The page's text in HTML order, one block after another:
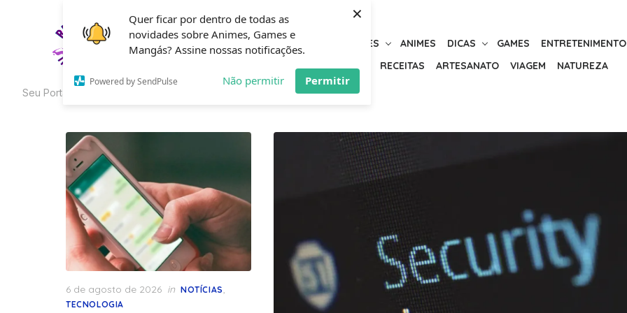
Quer ficar por dentro de todas as
novidades sobre Animes, Games e
Mangás? Assine nossas notificações.
Powered by SendPulse Não permitir Permitir
×
Seu Portal de Curiosidades
HOME CURIOSIDADES ANIMES DICAS GAMES ENTRETENIMENTO
BELEZA
RECEITAS ARTESANATO VIAGEM NATUREZA
Posted
on
6 de agosto de 2026 in NOTÍCIAS
TECNOLOGIA